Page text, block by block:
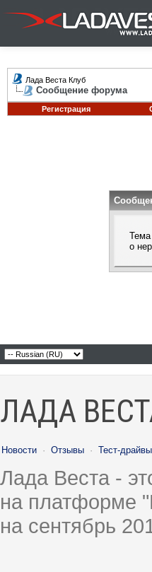
Лада Веста Клуб
Сообщение форума
Регистрация
о
ЛАДА
Новости · Отзывы · Тест-драйвы
Лада Веста -
на платформе
на сентябрь